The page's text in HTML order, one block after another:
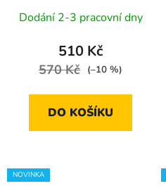
mm
Dodání 2-3 pracovní dny
510 Kč
570 Kč (–10 %)
DO KOŠÍKU
NOVINKA